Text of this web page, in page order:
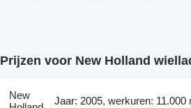
Prijzen voor New Holland
New
Jaar: 2005, werkuren: 11.000